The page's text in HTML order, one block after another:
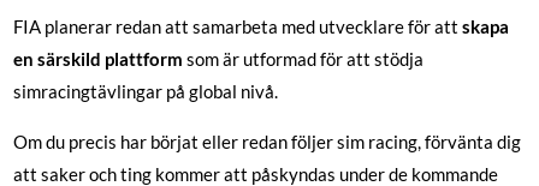
FIA planerar redan att samarbeta med utvecklare för attskapa
en särskild plattform som är utformad för att stödja
simracingtävlingar på global nivå.
Om du precis har börjat eller redan följer sim racing, förvänta dig
att saker och ting kommer att påskyndas under de kommande